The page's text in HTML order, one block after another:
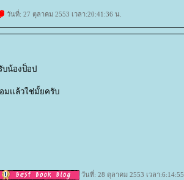
วันที่: 27 ตุลาคม 2553 เวลา:20:41:36 น.
บน้องป็อป
มแล้วใช่มั้ยครับ
วันที่: 28 ตุลาคม 2553 เวลา